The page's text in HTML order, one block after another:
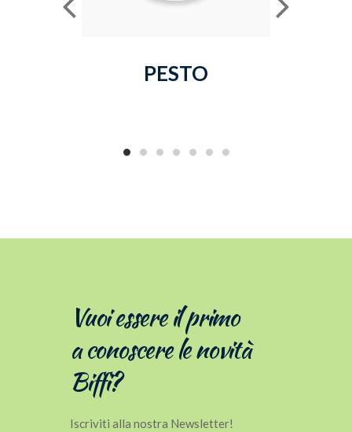
PESTO
Vuoi essere il primo
a conoscere le novità
Biffi?
Iscriviti alla nostra Newsletter!